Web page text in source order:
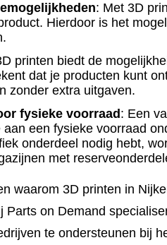
: Met 3D
Hierdoor is het
printen biedt de
dat je producten kunt
zonder extra uitgaven.
fysieke voorraad : Een
een fysieke voorraad
onderdeel nodig hebt,
met
waarom 3D printen in
Parts on Demand
te ondersteunen bij